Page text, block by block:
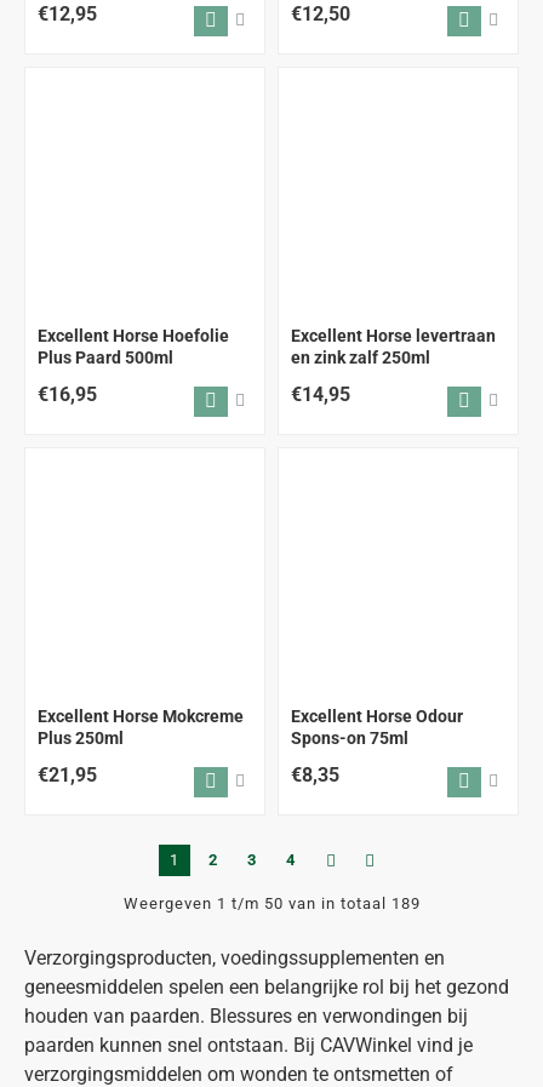
Verzorgingsproducten, voedingssupplementen en
geneesmiddelen spelen een belangrijke rol bij het gezond
houden van paarden. Blessures en verwondingen bij
paarden kunnen snel ontstaan. Bij CAVWinkel vind je
verzorgingsmiddelen om wonden te ontsmetten of
€12,95 €12,50
Excellent Horse Hoefolie
Plus Paard 500ml
€16,95
Excellent Horse levertraan
en zink zalf 250ml
€14,95
Excellent Horse Mokcreme
Plus 250ml
€21,95
Excellent Horse Odour
Spons-on 75ml
€8,35
1 2 3 4
Weergeven 1 t/m 50 van in totaal 189